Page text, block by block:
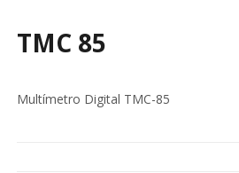
TMC 85
Multímetro Digital TMC-85